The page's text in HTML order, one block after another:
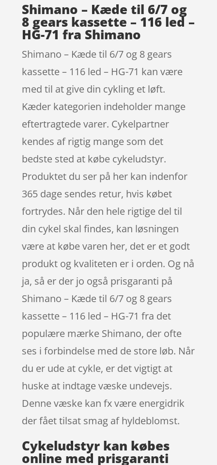
Shimano – Kæde til 6/7 og
8 gears kassette – 116 led –
HG-71 fra Shimano
Shimano – Kæde til 6/7 og 8 gears
kassette – 116 led – HG-71 kan være
med til at give din cykling et løft.
Kæder kategorien indeholder mange
eftertragtede varer. Cykelpartner
kendes af rigtig mange som det
bedste sted at købe cykeludstyr.
Produktet du ser på her kan indenfor
365 dage sendes retur, hvis købet
fortrydes. Når den hele rigtige del til
din cykel skal findes, kan løsningen
være at købe varen her, det er et godt
produkt og kvaliteten er i orden. Og nå
ja, så er der jo også prisgaranti på
Shimano – Kæde til 6/7 og 8 gears
kassette – 116 led – HG-71 fra det
populære mærke Shimano, der ofte
ses i forbindelse med de store løb. Når
du er ude at cykle, er det vigtigt at
huske at indtage væske undevejs.
Denne væske kan fx være energidrik
der fået tilsat smag af hyldeblomst.
Cykeludstyr kan købes
online med prisgaranti